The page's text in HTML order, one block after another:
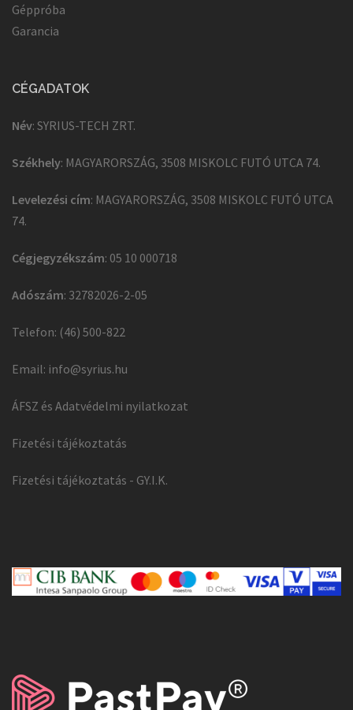
Géppróba
Garancia
CÉGADATOK
Név: SYRIUS-TECH ZRT.
Székhely: MAGYARORSZÁG, 3508 MISKOLC FUTÓ UTCA 74.
Levelezési cím: MAGYARORSZÁG, 3508 MISKOLC FUTÓ UTCA
74.
Cégjegyzékszám: 05 10 000718
Adószám: 32782026-2-05
Telefon: (46) 500-822
Email: info@syrius.hu
ÁFSZ és Adatvédelmi nyilatkozat
Fizetési tájékoztatás
Fizetési tájékoztatás - GY.I.K.